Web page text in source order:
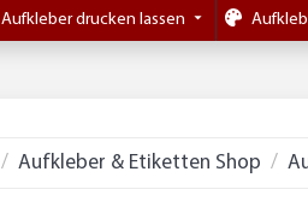
Aufkleber drucken lassen
Aufkleber & Etiketten Shop